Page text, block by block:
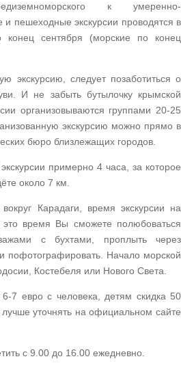
к умеренно-
и пешеходные экскурсии проводятся в
сентября (морские по конец
экскурсию, следует позаботиться о
И не забыть бутылочку крымской
организовываются группами 20-25
экскурсию можно прямо в
бюро близлежащих городов.
примерно 4 часа, за которое
около 7 км.
Карадаги, время экскурсии на
это время Вы сможете полюбоваться
с бухтами, проплыть через
пофотографировать. Начало морской
Костебеля или Нового Света.
7 евро с человека, детям скидка 50
уточнять на официальном сайте
с 9.00 до 16.00 ежедневно.